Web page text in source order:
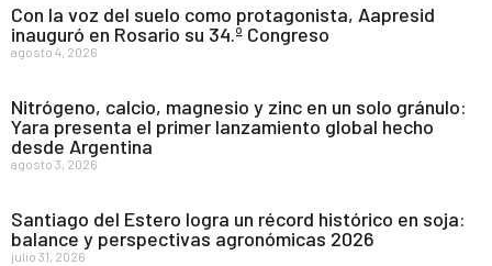
Con la voz del suelo como protagonista, Aapresid
inauguró en Rosario su 34.º Congreso
agosto 4, 2026
Nitrógeno, calcio, magnesio y zinc en un solo gránulo:
Yara presenta el primer lanzamiento global hecho
desde Argentina
agosto 3, 2026
Santiago del Estero logra un récord histórico en soja:
balance y perspectivas agronómicas 2026
julio 31, 2026